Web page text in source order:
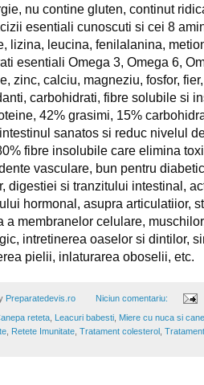
nu contine gluten, continut
esentiali cunoscuti si cei 8
lizina, leucina, fenilalanina,
esentiali Omega 3, Omega 6,
zinc, calciu, magneziu, fosfor,
carbohidrati, fibre solubile si
42% grasimi, 15%
sanatos si reduc nivelul
fibre insolubile care elimina
vasculare, bun pentru
digestiei si tranzitului intestinal,
hormonal, asupra articulatiior,
a membranelor celulare,
intretinerea oaselor si dintilor,
pielii, inlaturarea oboselii, etc.
Preparatedevis.ro Niciun comentariu:
reteta Leacuri babesti Miere cu nuca si
Retete Imunitate Tratament colesterol